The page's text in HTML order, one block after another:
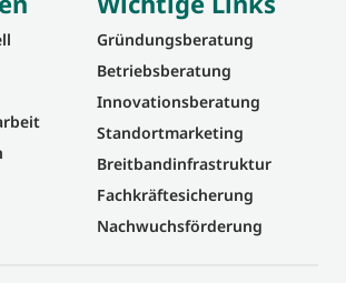
Gründungsberatung
Betriebsberatung
Innovationsberatung
Standortmarketing
Breitbandinfrastruktur
Fachkräftesicherung
Nachwuchsförderung